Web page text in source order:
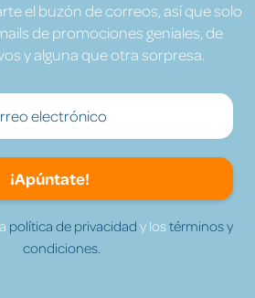
el buzón de correos, así que solo
de promociones geniales, de
y alguna que otra sorpresa.
¡Apúntate!
política de privacidad y lostérminos y
condiciones.